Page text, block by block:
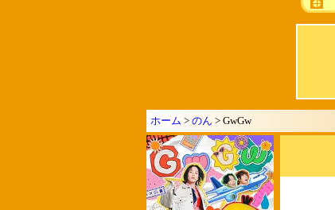
ホーム > のん > GwGw